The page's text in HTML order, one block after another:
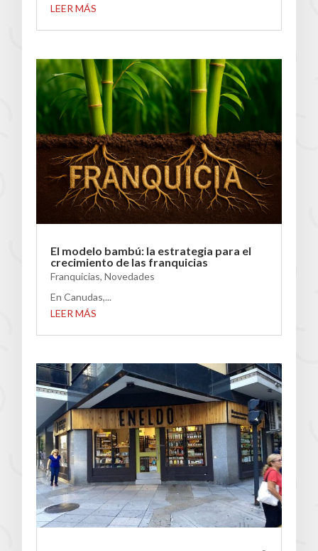
LEER MÁS
El modelo bambú: la estrategia para el
crecimiento de las franquicias
Franquicias,Novedades
En Canudas,...
LEER MÁS